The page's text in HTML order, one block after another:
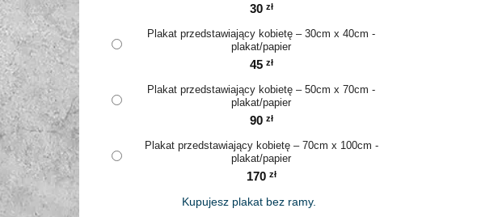
30 zł
Plakat przedstawiający kobietę – 30cm x 40cm -
plakat/papier
45 zł
Plakat przedstawiający kobietę – 50cm x 70cm -
plakat/papier
90 zł
Plakat przedstawiający kobietę – 70cm x 100cm -
plakat/papier
170 zł
Kupujesz plakat bez ramy.